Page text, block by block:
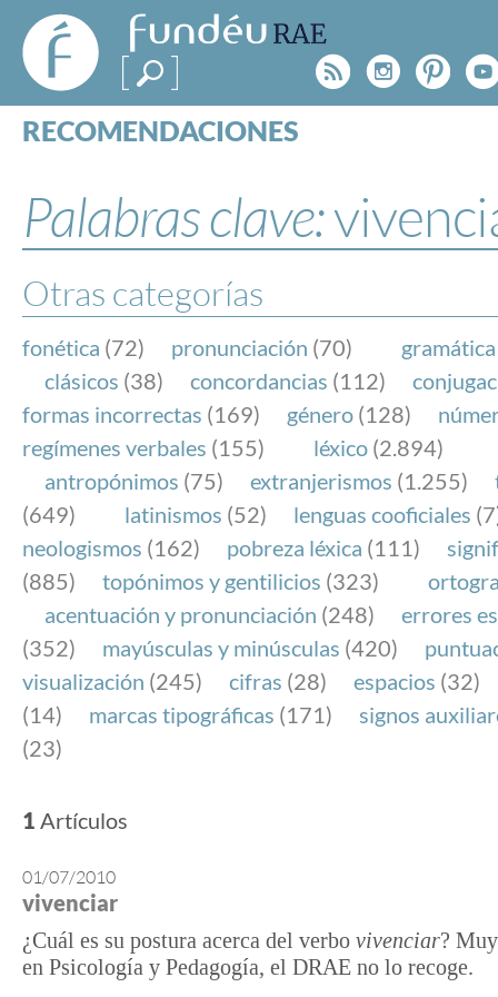
FundéuRAE
- Fundación
del Español
Urgente
Rss
RECOMENDACIONES
ESPECIALES
BLOG
NOTICIAS
SOBRE LA FUNDÉURAE
FundéuRAE es una fundación patrocinada por la
y la Real Academia Española, cuyo objetivo es
el buen uso del español en los medios de
Internet.
Palabras clave:
Otras categorías
fonética (72) pronunciación (70) gramática
clásicos (38) concordancias (112)
formas incorrectas (169) género (128)
regímenes verbales (155) léxico (2.894)
antropónimos (75) extranjerismos (1.255)
(649)
latinismos (52) lenguas cooficiales
neologismos (162) pobreza léxica (111)
(885)
topónimos y gentilicios (323)
acentuación y pronunciación (248)
errores
(352)
mayúsculas y minúsculas (420)
visualización (245) cifras (28) espacios (32)
(14)
marcas tipográficas (171)
signos
(23)
1 Artículos
01/07/2010
vivenciar
¿Cuál es su postura acerca del verbo vivenciar?
en Psicología y Pedagogía, el DRAE no lo recoge.